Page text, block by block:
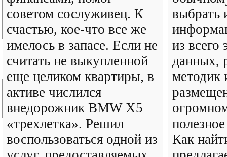
советом сослуживец. К
счастью, кое-что все же
имелось в запасе. Если не
считать не выкупленной
еще целиком квартиры, в
активе числился
внедорожник BMW X5
«трехлетка». Решил
воспользоваться одной из
выбрать
из всего
данных,
методик
Как